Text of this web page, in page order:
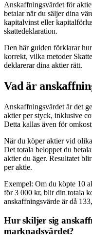
Anskaffningsvärdet för
betalar när du säljer dina
kapitalvinst eller
skattedeklaration.
Den här guiden förklarar
korrekt, vilka metoder
deklarerar dina aktier rätt.
Vad är
Anskaffningsvärdet är det
aktier per styck, inklusive
Detta kallas även för
När du köper aktier vid
Det totala beloppet du
aktier du äger. Resultatet
per aktie.
Exempel: Om du köpte 10
för 3 000 kr, blir din totala
anskaffningsvärde är då
Hur skiljer sig
marknadsvärdet?